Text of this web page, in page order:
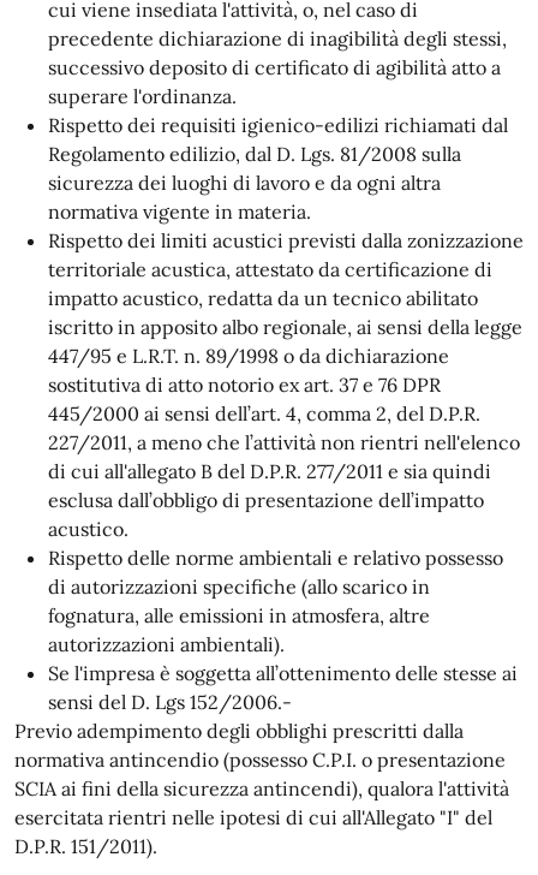
cui viene insediata l'attività, o, nel caso di
precedente dichiarazione di inagibilità degli stessi,
successivo deposito di certificato di agibilità atto a
superare l'ordinanza.
Rispetto dei requisiti igienico-edilizi richiamati dal
Regolamento edilizio, dal D. Lgs. 81/2008 sulla
sicurezza dei luoghi di lavoro e da ogni altra
normativa vigente in materia.
Rispetto dei limiti acustici previsti dalla zonizzazione
territoriale acustica, attestato da certificazione di
impatto acustico, redatta da un tecnico abilitato
iscritto in apposito albo regionale, ai sensi della legge
447/95 e L.R.T. n. 89/1998 o da dichiarazione
sostitutiva di atto notorio ex art. 37 e 76 DPR
445/2000 ai sensi dell’art. 4, comma 2, del D.P.R.
227/2011, a meno che l’attività non rientri nell'elenco
di cui all'allegato B del D.P.R. 277/2011 e sia quindi
esclusa dall’obbligo di presentazione dell’impatto
acustico.
Rispetto delle norme ambientali e relativo possesso
di autorizzazioni specifiche (allo scarico in
fognatura, alle emissioni in atmosfera, altre
autorizzazioni ambientali).
Se l'impresa è soggetta all’ottenimento delle stesse ai
sensi del D. Lgs 152/2006.-
Previo adempimento degli obblighi prescritti dalla
normativa antincendio (possesso C.P.I. o presentazione
SCIA ai fini della sicurezza antincendi), qualora l'attività
esercitata rientri nelle ipotesi di cui all'Allegato "I" del
D.P.R. 151/2011).